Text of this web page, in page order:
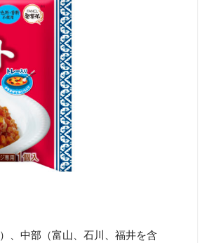
、中部（富山、石川、福井を含